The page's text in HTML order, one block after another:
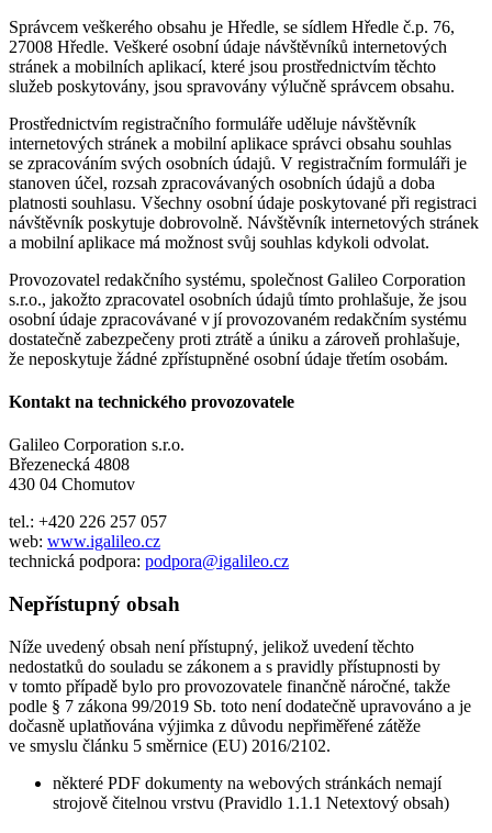
Správcem veškerého obsahu je Hředle, se sídlem Hředle č.p. 76,
27008 Hředle. Veškeré osobní údaje návštěvníků internetových
stránek a mobilních aplikací, které jsou prostřednictvím těchto
služeb poskytovány, jsou spravovány výlučně správcem obsahu.
Prostřednictvím registračního formuláře uděluje návštěvník
internetových stránek a mobilní aplikace správci obsahu souhlas
se zpracováním svých osobních údajů. V registračním formuláři je
stanoven účel, rozsah zpracovávaných osobních údajů a doba
platnosti souhlasu. Všechny osobní údaje poskytované při registraci
návštěvník poskytuje dobrovolně. Návštěvník internetových stránek
a mobilní aplikace má možnost svůj souhlas kdykoli odvolat.
Provozovatel redakčního systému, společnost Galileo Corporation
s.r.o., jakožto zpracovatel osobních údajů tímto prohlašuje, že jsou
osobní údaje zpracovávané v jí provozovaném redakčním systému
dostatečně zabezpečeny proti ztrátě a úniku a zároveň prohlašuje,
že neposkytuje žádné zpřístupněné osobní údaje třetím osobám.
Kontakt na technického provozovatele
Galileo Corporation s.r.o.
Březenecká 4808
430 04 Chomutov
tel.: +420 226 257 057
web: www.igalileo.cz
technická podpora: podpora@igalileo.cz
Nepřístupný obsah
Níže uvedený obsah není přístupný, jelikož uvedení těchto
nedostatků do souladu se zákonem a s pravidly přístupnosti by
v tomto případě bylo pro provozovatele finančně náročné, takže
podle § 7 zákona 99/2019 Sb. toto není dodatečně upravováno a je
dočasně uplatňována výjimka z důvodu nepřiměřené zátěže
ve smyslu článku 5 směrnice (EU) 2016/2102.
některé PDF dokumenty na webových stránkách nemají
strojově čitelnou vrstvu (Pravidlo 1.1.1 Netextový obsah)